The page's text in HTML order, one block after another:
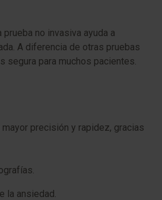
no invasiva ayuda a
A diferencia de otras pruebas
segura para muchos pacientes.
precisión y rapidez, gracias
la ansiedad.